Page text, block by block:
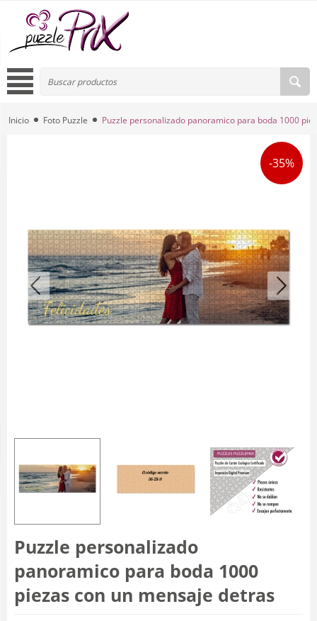
Inicio Foto Puzzle Puzzle personalizado panoramico para boda 1000
-35%
Puzzle personalizado
panoramico para boda 1000
piezas con un mensaje detras